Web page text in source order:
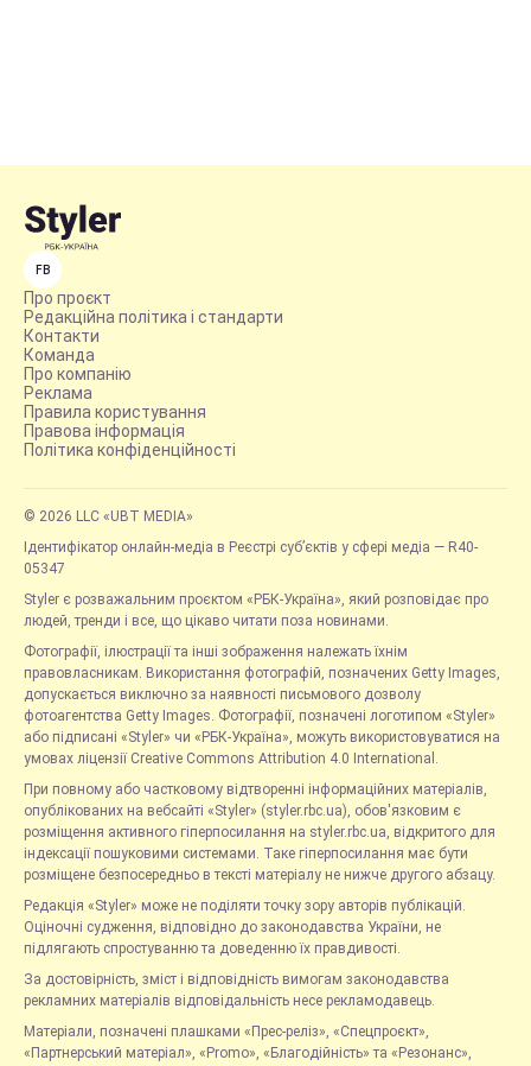
FB
Про проєкт
Редакційна політика і стандарти
Контакти
Команда
Про компанію
Реклама
Правила користування
Правова інформація
Політика конфіденційності
© 2026 LLC «UBT MEDIA»
Ідентифікатор онлайн-медіа в Реєстрі суб’єктів у сфері медіа — R40-
05347
Styler є розважальним проєктом «РБК-Україна», який розповідає про
людей, тренди і все, що цікаво читати поза новинами.
Фотографії, ілюстрації та інші зображення належать їхнім
правовласникам. Використання фотографій, позначених Getty Images,
допускається виключно за наявності письмового дозволу
фотоагентства Getty Images. Фотографії, позначені логотипом «Styler»
або підписані «Styler» чи «РБК-Україна», можуть використовуватися на
умовах ліцензії Creative Commons Attribution 4.0 International.
При повному або частковому відтворенні інформаційних матеріалів,
опублікованих на вебсайті «Styler» (styler.rbc.ua), обов'язковим є
розміщення активного гіперпосилання на styler.rbc.ua, відкритого для
індексації пошуковими системами. Таке гіперпосилання має бути
розміщене безпосередньо в тексті матеріалу не нижче другого абзацу.
Редакція «Styler» може не поділяти точку зору авторів публікацій.
Оціночні судження, відповідно до законодавства України, не
підлягають спростуванню та доведенню їх правдивості.
За достовірність, зміст і відповідність вимогам законодавства
рекламних матеріалів відповідальність несе рекламодавець.
Матеріали, позначені плашками «Прес-реліз», «Спецпроєкт»,
«Партнерський матеріал», «Promo», «Благодійність» та «Резонанс»,